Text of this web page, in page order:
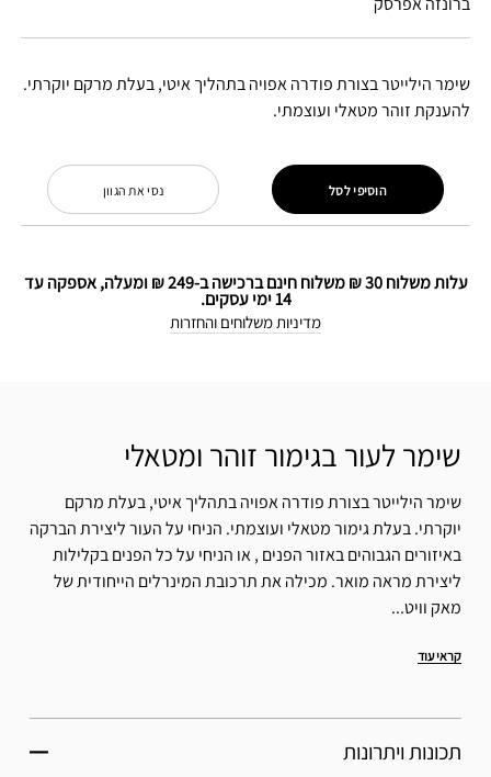
שימר הילייטר בצורת פודרה אפויה בתהליך איטי, בעלת מרקם יוקרתי.
להענקת זוהר מטאלי ועוצמתי.
נסי את הגוון הוסיפי לסל
עלות משלוח 30 ₪ משלוח חינם ברכישה ב-249 ₪ ומעלה, אספקה עד
14 ימי עסקים.
מדיניות משלוחים והחזרות
שימר לעור בגימור זוהר ומטאלי
שימר הילייטר בצורת פודרה אפויה בתהליך איטי, בעלת מרקם
יוקרתי. בעלת גימור מטאלי ועוצמתי. הניחי על העור ליצירת הברקה
באיזורים הגבוהים באזור הפנים , או הניחי על כל הפנים בקלילות
ליצירת מראה מואר. מכילה את תרכובת המינרלים הייחודית של
מאק וויט...
קראי עוד
תכונות ויתרונות